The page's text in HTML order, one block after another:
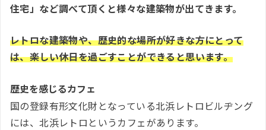
住宅」など調べて頂くと様々な建築物が出てきます。
レトロな建築物や、歴史的な場所が好きな方にとって
は、楽しい休日を過ごすことができると思います。
歴史を感じるカフェ
国の登録有形文化財となっている北浜レトロビルヂング
には、北浜レトロというカフェがあります。